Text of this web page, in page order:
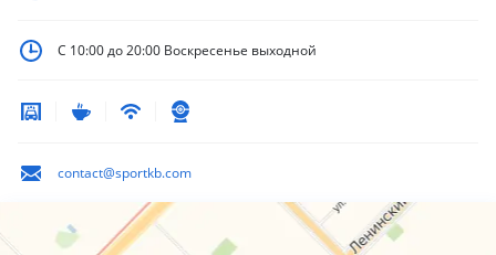
С 10:00 до 20:00 Воскресенье выходной
contact@sportkb.com